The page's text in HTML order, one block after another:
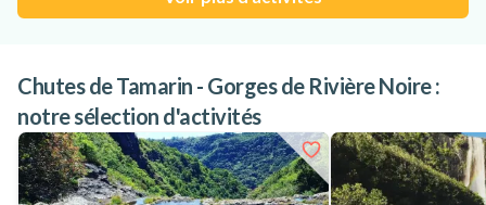
Chutes de Tamarin - Gorges de Rivière Noire :
notre sélection d'activités